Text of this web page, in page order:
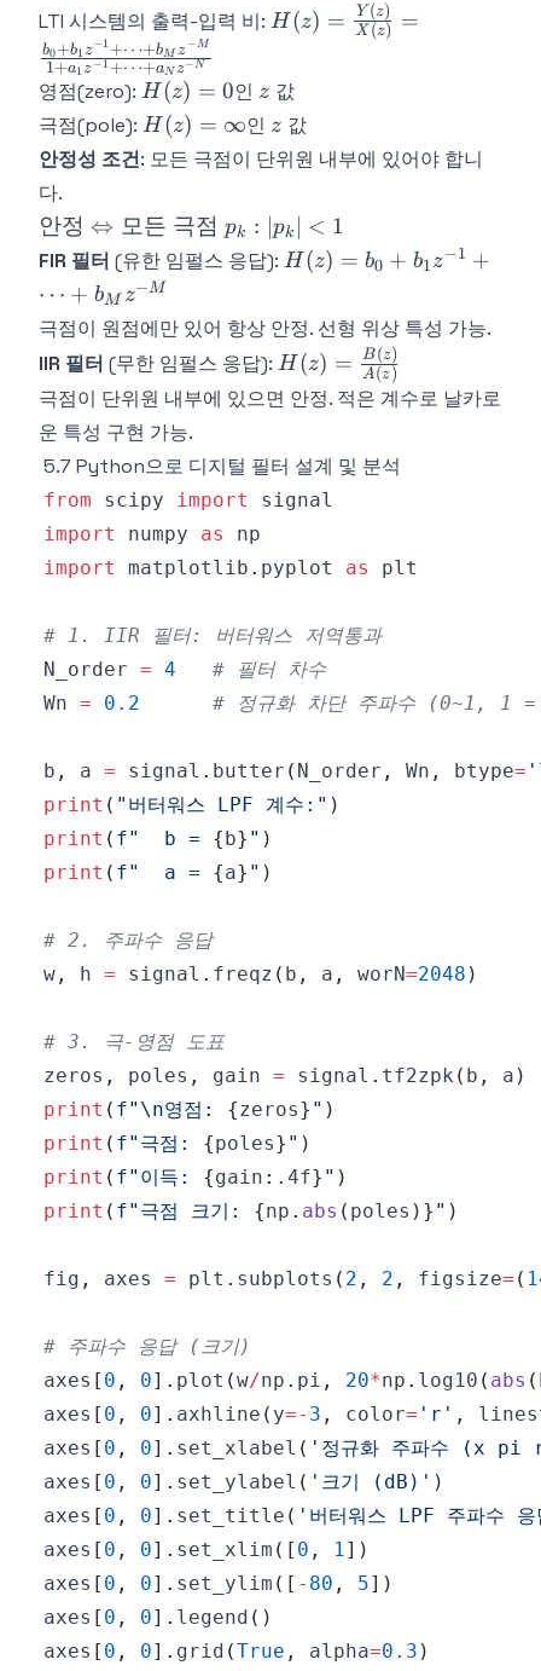
LTI 시스템의 출력-입력 비: H(z) =
\frac{Y(z)}
\frac{b_0
+ b_1
z^{-1} +
b_M z^{-
M}}{1 +
a_1 z^{-1}
a_N z^{-
N}}
H (z) = X (z)
Y (z) =
1+a1z−1+⋯+aN z−N
b0+b1z−1+⋯+bM z−M
영점(zero): H(z)
= 0
H (z) = 0인 z
z 값
극점(pole): H(z)
=
H (z) = ∞인 z
z 값
안정성 조건: 모든 극점이 단위원 내부에 있어야 합니
다.
\text{안정}
\Leftrightarrow
\text{모든 극
점 } p_k: |p_k|
< 1
안정 ⇔ 모든 극점 pk : pk < 1
FIR 필터 (유한 임펄스 응답): H(z)
z^{-1}
+
\cdots
b_M
z^{-
M}
H (z) = b0 + b1z−1 +
⋯ + bM z−M
극점이 원점에만 있어 항상 안정. 선형 위상 특성 가능.
IIR 필터 (무한 임펄스 응답): H(z) =
\frac{B(z)}
{A(z)}
H (z) = A(z)
B(z)
극점이 단위원 내부에 있으면 안정. 적은 계수로 날카로
운 특성 구현 가능.
5.7 Python으로 디지털 필터 설계 및 분석
from scipy import
import
numpy as
import
matplotlib . pyplot as
# 1. IIR 필터: 버터워스 저역통과
N_order = 4
# 필터 차수
Wn = 0.2 # 정규화 차단 주파수 (0~1, 1
b , a = signal . butter ( N_order , Wn , btype=
print ( "버터워스 LPF 계수:" )
print ( f"  b = { b} " )
print ( f"  a = {a} " )
# 2. 주파수 응답
w , h = signal . freqz ( b , a , worN=2048 )
# 3. 극-영점 도표
zeros , poles , gain = signal . tf2zpk ( b , a )
print ( f"\n영점: {zeros} " )
print ( f"극점: {poles} " )
print ( f"이득: {gain : .4f} " )
print ( f"극점 크기: {np . abs ( poles ) } " )
fig , axes = plt . subplots ( 2 , 2 , figsize= (
# 주파수 응답 (크기)
axes [ 0 , 0] . plot (w/np . pi , 20*np . log10 ( abs (
axes [ 0 , 0] . axhline ( y=- 3 , color= 'r' ,
axes [ 0 , 0] . set_xlabel ( '정규화 주파수 (x pi
axes [ 0 , 0] . set_ylabel ( '크기 (dB)' )
axes [ 0 , 0] . set_title ( '버터워스 LPF 주파수
axes [ 0 , 0] . set_xlim ( [ 0 , 1] )
axes [ 0 , 0] . set_ylim ( [ - 80 , 5] )
axes [ 0 , 0] . legend ( )
axes [ 0 , 0] . grid (True , alpha=0.3 )